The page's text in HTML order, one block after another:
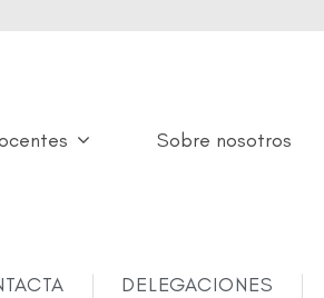
Sobre nosotros
DELEGACIONES